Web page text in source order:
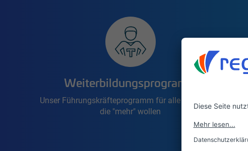
Weiterbildungsprogramm
Unser Führungskräfteprogramm für alle Mitarbeiter
die "mehr" wollen